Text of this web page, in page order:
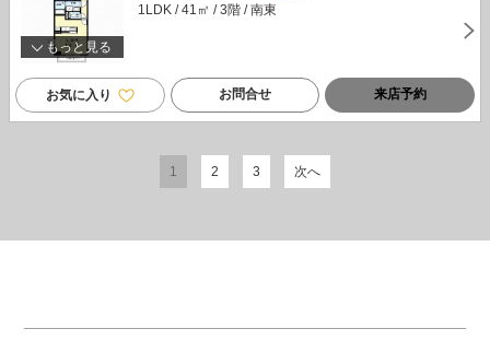
もっと見る
1LDK / 41㎡ / 3階 / 南東
お気に入り お問合せ 来店予約
1 2 3 次へ